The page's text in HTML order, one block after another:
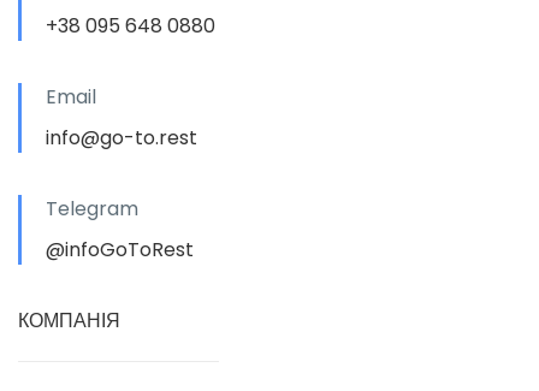
+38 095 648 0880
Email
info@go-to.rest
Telegram
@infoGoToRest
КОМПАНІЯ